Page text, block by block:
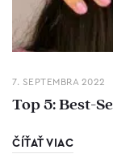
7. SEPTEMBRA 2022
Top 5: Best-
ČÍŤAŤ VIAC